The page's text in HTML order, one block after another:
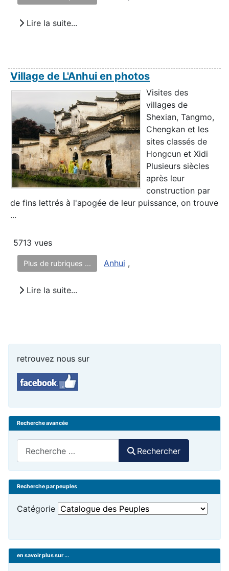
Lire la suite...
Village de L'Anhui en photos
Visites des
villages de
Shexian, Tangmo,
Chengkan et les
sites classés de
Hongcun et Xidi
Plusieurs siècles
après leur
construction par
de fins lettrés à l'apogée de leur puissance, on trouve
...
5713 vues
Plus de rubriques ... Anhui ,
Lire la suite...
retrouvez nous sur
Recherche avancée
Rechercher
Recherche par peuples
Catégorie
en savoir plus sur ...